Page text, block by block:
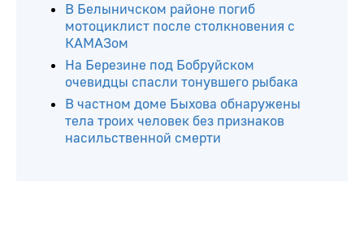
В Белыничском районе погиб
мотоциклист после столкновения с
КАМАЗом
На Березине под Бобруйском
очевидцы спасли тонувшего рыбака
В частном доме Быхова обнаружены
тела троих человек без признаков
насильственной смерти